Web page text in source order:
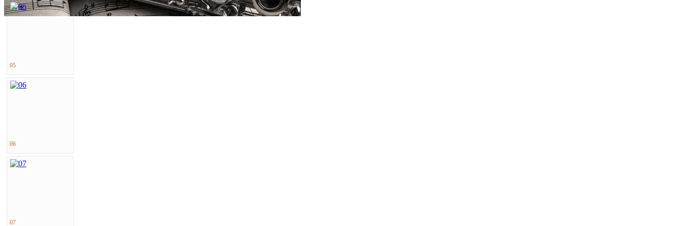
05
06
07